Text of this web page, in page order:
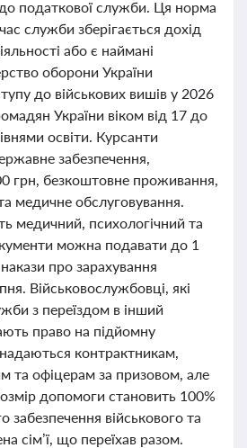
до податкової служби. Ця норма
служби зберігається дохід
або є наймані
оборони України
до військових вишів у 2026
України віком від 17 до
освіти. Курсанти
забезпечення,
грн, безкоштовне проживання,
медичне обслуговування.
медичний, психологічний та
можна подавати до 1
про зарахування
Військовослужбовці, які
з переїздом в інший
право на підйомну
контрактникам,
та офіцерам за призовом, але
допомоги становить 100%
забезпечення військового та
сім’ї, що переїхав разом.